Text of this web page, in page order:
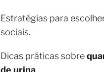
Estratégias para
sociais.
Dicas práticas sobre
de urina.